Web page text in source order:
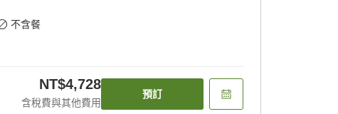
不含餐
NT$4,728
含稅費與其他費用
預訂